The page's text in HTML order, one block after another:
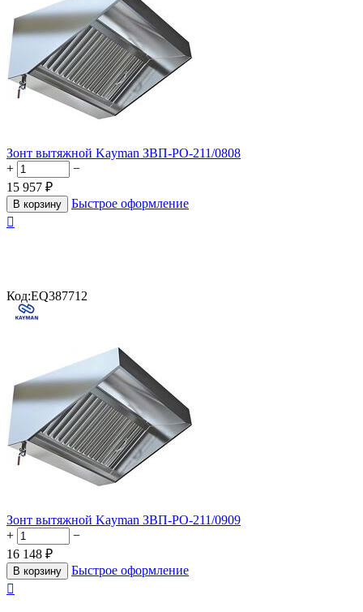
Зонт вытяжной Kayman ЗВП-РО-211/0808
+
−
15 957 ₽
В корзину
Быстрое оформление

Код:EQ387712
Зонт вытяжной Kayman ЗВП-РО-211/0909
+
−
16 148 ₽
В корзину
Быстрое оформление
